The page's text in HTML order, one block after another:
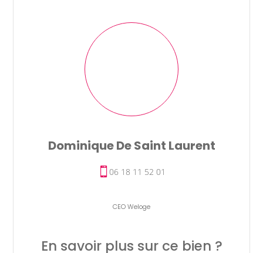
Dominique De Saint Laurent
CEO Weloge
06 18 11 52 01
En savoir plus sur ce bien ?